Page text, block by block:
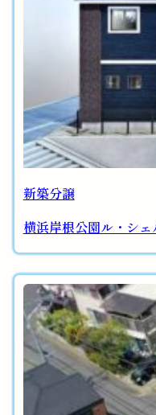
新築分譲
横浜岸根公園ル・シ